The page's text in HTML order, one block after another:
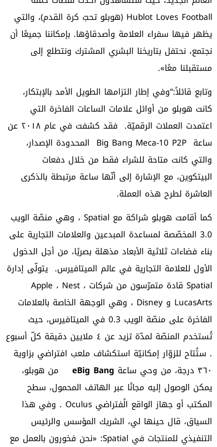
Hublot Loves Football (هوبلو تحبّ كرة القدم)، والتي
يظهر فيها سفراء العلامة وأصدقاؤها. بإمكاننا جميعًا أن
نجتمع، نحتفل بتاريخنا البشري المشترك ونتطلع إلى
مستقبلنا معًا».
وتابع قائلاً:”وفي إطار التزامها الطويل الأمد بالإبتكار،
كانت هوبلو من أوائل علامات الساعات الفاخرة التي
اعتمدت العملات الرقميّة. فقد كشفت في عام ٢٠١٨ عن
ساعة Big Bang Meca-10 P2P المحدودة الإصدار،
والتي كانت متاحة للشراء فقط من خلال دفعات
البيتكوين، مع الإشارة إلى أنّها ساعة مرتبطة بالذكرى
العاشرة لطرح هذه العملة.
كما أقامت هوبلو شراكة مع Spatial ، وهي منصّة الويب
3.0 المخصّصة لمساعدة المبدعين والعلامات التجارية على
بناء فضاءات ثلاثية الأبعاد مذهلة بصريًا، من أجل الدخول
الأول للعلامة التجارية في عالم الميتافيرس. يتولّى إدارة
Spatial قادة متمرّسون من شركات Apple ، Nest ،
LucasArts و Disney ، وهي الوجهة الخاصة بالعلامات
الفاخرة على منصّة الويب 0.3 في الميتافيرس، حيث
تُستخدم المنصّة لمدّة تزيد عن ٤ ملايين دقيقة كلّ أسبوع
. ستُتاح للزوّار إمكانيّة استكشاف ملعب افتراضي بزاوية
٣٦٠ درجة، من وحي ساعة
Big Bang
من هوبلو،
يمكن الوصول إليه مجانًا عبر الهاتف المحمول، سطح
المكتب أو جهاز الواقع الًفتراضي Oculus . وفي هذا
السياق، قال حينها لي، الشريك المؤسس والرئيس
التنفيذي للمنتجات في Spatial: «نحن فخورون بالعمل مع